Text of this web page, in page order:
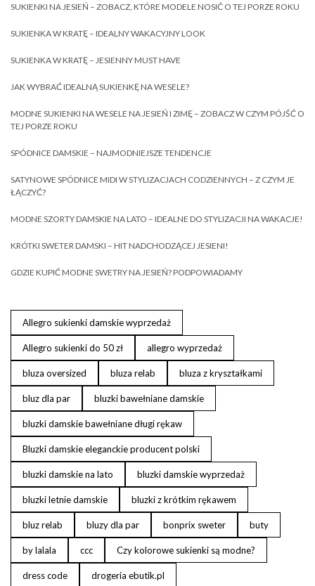
SUKIENKI NA JESIEŃ – ZOBACZ, KTÓRE MODELE NOSIĆ O TEJ PORZE ROKU
SUKIENKA W KRATĘ – IDEALNY WAKACYJNY LOOK
SUKIENKA W KRATĘ – JESIENNY MUST HAVE
JAK WYBRAĆ IDEALNĄ SUKIENKĘ NA WESELE?
MODNE SUKIENKI NA WESELE NA JESIEŃ I ZIMĘ – ZOBACZ W CZYM PÓJŚĆ O
TEJ PORZE ROKU
SPÓDNICE DAMSKIE – NAJMODNIEJSZE TENDENCJE
SATYNOWE SPÓDNICE MIDI W STYLIZACJACH CODZIENNYCH – Z CZYM JE
ŁĄCZYĆ?
MODNE SZORTY DAMSKIE NA LATO – IDEALNE DO STYLIZACJI NA WAKACJE!
KRÓTKI SWETER DAMSKI – HIT NADCHODZĄCEJ JESIENI!
GDZIE KUPIĆ MODNE SWETRY NA JESIEŃ? PODPOWIADAMY
Allegro sukienki damskie wyprzedaż
Allegro sukienki do 50 zł allegro wyprzedaż
bluza oversized bluza relab bluza z kryształkami
bluz dla par bluzki bawełniane damskie
bluzki damskie bawełniane długi rękaw
Bluzki damskie eleganckie producent polski
bluzki damskie na lato bluzki damskie wyprzedaż
bluzki letnie damskie bluzki z krótkim rękawem
bluz relab bluzy dla par bonprix sweter buty
by lalala ccc Czy kolorowe sukienki są modne?
dress code drogeria ebutik.pl